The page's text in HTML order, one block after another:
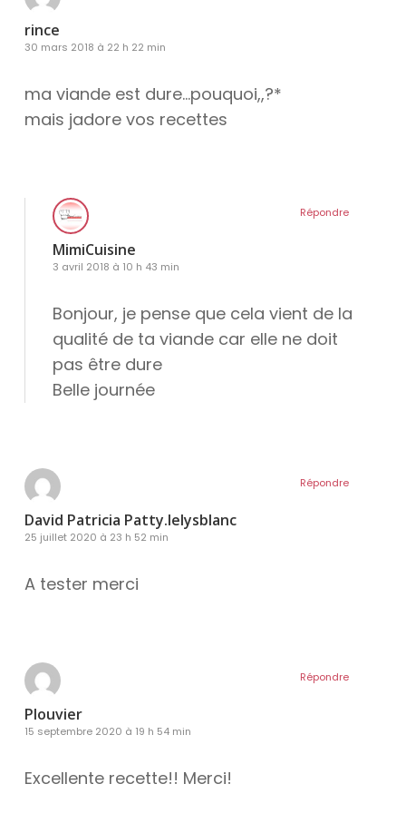
rince
30 mars 2018 à 22 h 22 min
ma viande est dure…pouquoi,,?*
mais jadore vos recettes
MimiCuisine
3 avril 2018 à 10 h 43 min
Bonjour, je pense que cela vient de la
qualité de ta viande car elle ne doit
pas être dure
Belle journée
Répondre
David Patricia Patty.lelysblanc
25 juillet 2020 à 23 h 52 min
A tester merci
Répondre
Plouvier
15 septembre 2020 à 19 h 54 min
Excellente recette!! Merci!
Répondre